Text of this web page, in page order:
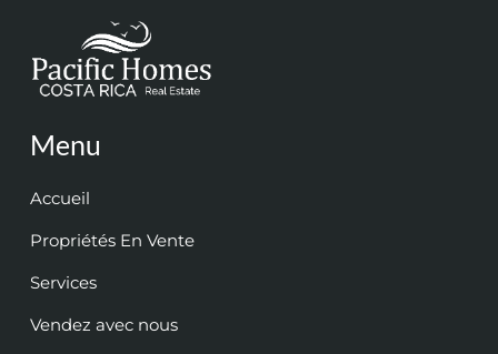
Menu
Accueil
Propriétés En Vente
Services
Vendez avec nous